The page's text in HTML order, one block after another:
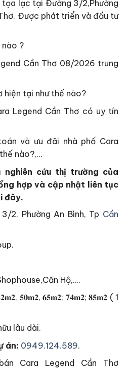
tọa lạc tại Đường 3/2,Phường
Được phát triển và đầu tư
nào ?
Cần Thơ 08/2026 trung
hiện tại như thế nào?
Legend Cần Thơ có uy tín
và ưu đãi nhà phố Cara
nào?,…
cứu thị trường của
hợp và cập nhật liên tục
đây.
2, Phường An Bình, Tp Cần
Hộ,….
𝟓𝟎𝐦𝟐, 𝟔𝟓𝐦𝟐; 𝟕𝟒𝐦𝟐; 𝟖𝟓𝐦𝟐 ( 1
lâu dài.
án: 0949.124.589.
Cara Legend Cần Thơ